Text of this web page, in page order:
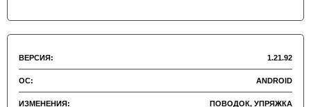
ВЕРСИЯ: 1.21.92
ОС: ANDROID
ИЗМЕНЕНИЯ: ПОВОДОК, УПРЯЖКА